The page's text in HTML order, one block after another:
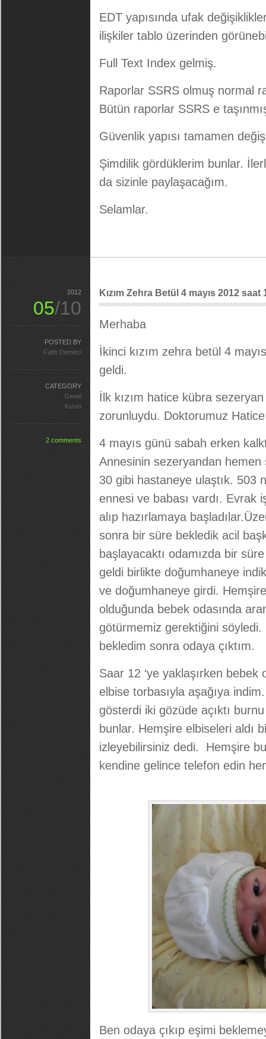
EDT yapısında ufak
ilişkiler tablo üzerinden
Full Text Index gelmiş.
Raporlar SSRS olmuş normal
Bütün raporlar SSRS e
Güvenlik yapısı tamamen
Şimdilik gördüklerim bunlar.
da sizinle paylaşacağım.
Selamlar.
Kızım Zehra Betül 4 mayıs 2012
Merhaba
İkinci kızım zehra betül 4
geldi.
İlk kızım hatice kübra
zorunluydu. Doktorumuz
4 mayıs günü sabah erken
Annesinin sezeryandan
30 gibi hastaneye ulaştık. 503
ennesi ve babası vardı.
alıp hazırlamaya
sonra bir süre bekledik acil
başlayacaktı odamızda bir
geldi birlikte doğumhaneye
ve doğumhaneye girdi.
olduğunda bebek odasında
götürmemiz gerektiğini söyledi.
bekledim sonra odaya çıktım.
Saar 12 ‘ye yaklaşırken bebek
elbise torbasıyla aşağıya
gösterdi iki gözüde açıktı
bunlar. Hemşire elbiseleri aldı
izleyebilirsiniz dedi. Hemşire
kendine gelince telefon edin
Ben odaya çıkıp eşimi
2012
05/10
POSTED BY
Fatih Demirci
CATEGORY
Genel
Kızım
2 comments